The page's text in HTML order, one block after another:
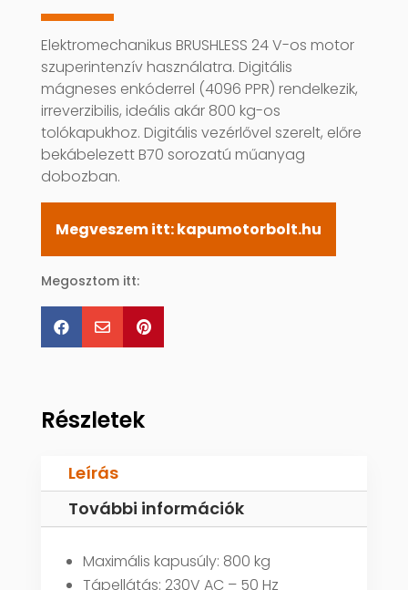
Elektromechanikus BRUSHLESS 24 V-os motor
szuperintenzív használatra. Digitális
mágneses enkóderrel (4096 PPR) rendelkezik,
irreverzibilis, ideális akár 800 kg-os
tolókapukhoz. Digitális vezérlővel szerelt, előre
bekábelezett B70 sorozatú műanyag
dobozban.
Megveszem itt: kapumotorbolt.hu
Megosztom itt:
  
Részletek
Leírás
További információk
Maximális kapusúly: 800 kg
Tápellátás: 230V AC – 50 Hz